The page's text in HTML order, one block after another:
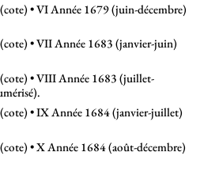
• VI Année 1679 (juin-décembre)
• VII Année 1683 (janvier-juin)
• VIII Année 1683 (juillet-
• IX Année 1684 (janvier-juillet)
• X Année 1684 (août-décembre)